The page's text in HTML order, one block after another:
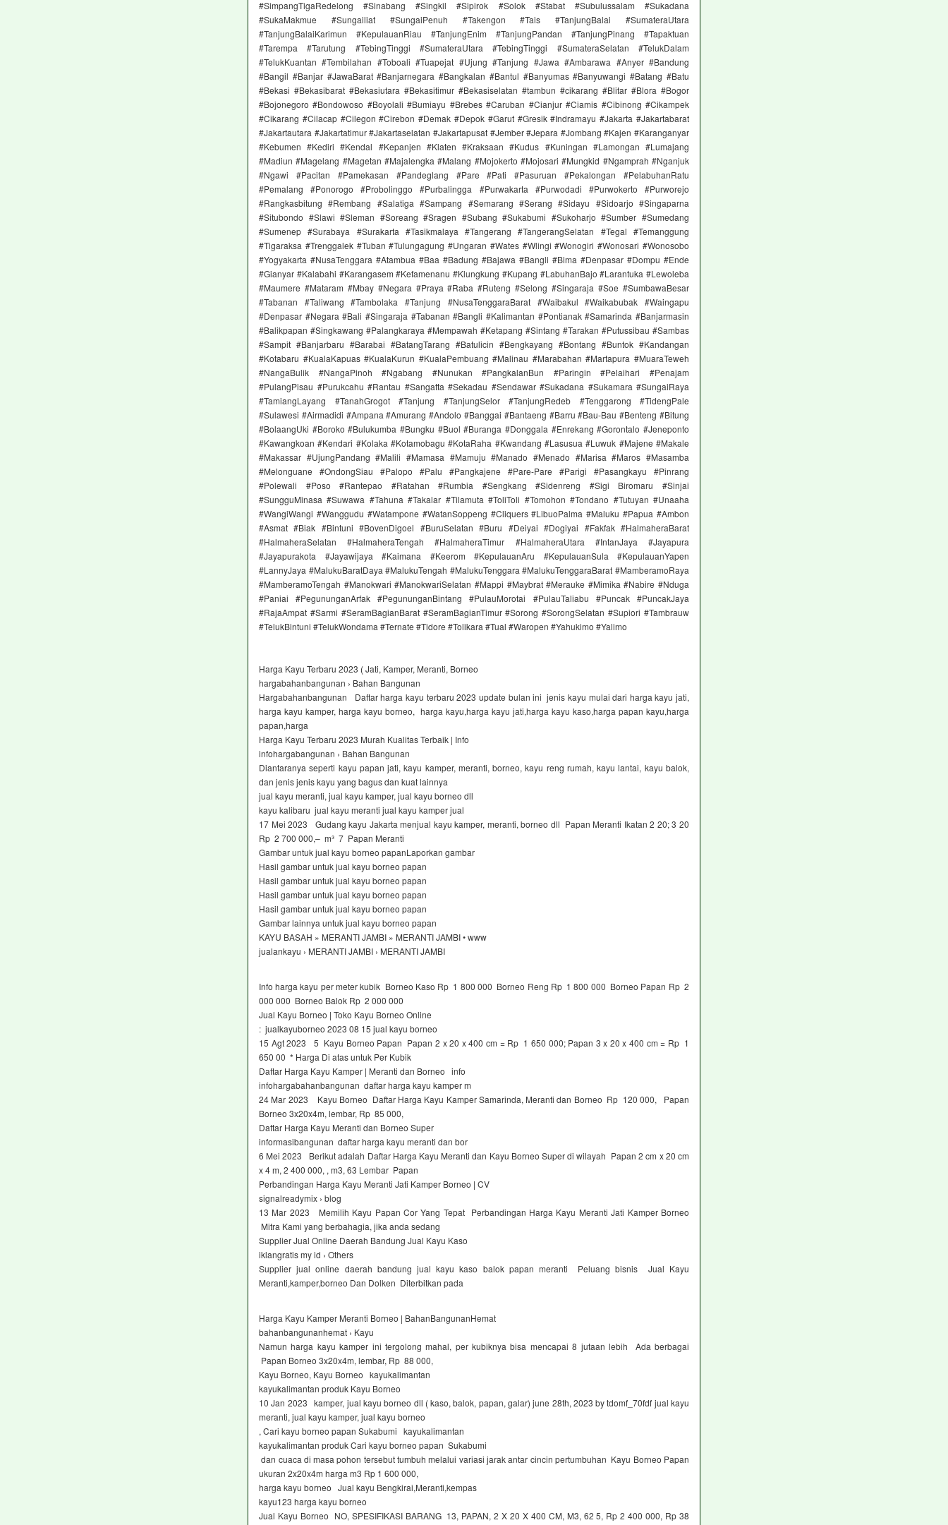
#SimpangTigaRedelong #Sinabang #Singkil #Sipirok #Solok #Stabat #Subulussalam #Sukadana
#SukaMakmue #Sungailiat #SungaiPenuh #Takengon #Tais #TanjungBalai #SumateraUtara
#TanjungBalaiKarimun #KepulauanRiau #TanjungEnim #TanjungPandan #TanjungPinang #Tapaktuan
#Tarempa #Tarutung #TebingTinggi #SumateraUtara #TebingTinggi #SumateraSelatan #TelukDalam
#TelukKuantan #Tembilahan #Toboali #Tuapejat #Ujung #Tanjung #Jawa #Ambarawa #Anyer #Bandung
#Bangil #Banjar #JawaBarat #Banjarnegara #Bangkalan #Bantul #Banyumas #Banyuwangi #Batang #Batu
#Bekasi #Bekasibarat #Bekasiutara #Bekasitimur #Bekasiselatan #tambun #cikarang #Blitar #Blora #Bogor
#Bojonegoro #Bondowoso #Boyolali #Bumiayu #Brebes #Caruban #Cianjur #Ciamis #Cibinong #Cikampek
#Cikarang #Cilacap #Cilegon #Cirebon #Demak #Depok #Garut #Gresik #Indramayu #Jakarta #Jakartabarat
#Jakartautara #Jakartatimur #Jakartaselatan #Jakartapusat #Jember #Jepara #Jombang #Kajen #Karanganyar
#Kebumen #Kediri #Kendal #Kepanjen #Klaten #Kraksaan #Kudus #Kuningan #Lamongan #Lumajang
#Madiun #Magelang #Magetan #Majalengka #Malang #Mojokerto #Mojosari #Mungkid #Ngamprah #Nganjuk
#Ngawi #Pacitan #Pamekasan #Pandeglang #Pare #Pati #Pasuruan #Pekalongan #PelabuhanRatu
#Pemalang #Ponorogo #Probolinggo #Purbalingga #Purwakarta #Purwodadi #Purwokerto #Purworejo
#Rangkasbitung #Rembang #Salatiga #Sampang #Semarang #Serang #Sidayu #Sidoarjo #Singaparna
#Situbondo #Slawi #Sleman #Soreang #Sragen #Subang #Sukabumi #Sukoharjo #Sumber #Sumedang
#Sumenep #Surabaya #Surakarta #Tasikmalaya #Tangerang #TangerangSelatan #Tegal #Temanggung
#Tigaraksa #Trenggalek #Tuban #Tulungagung #Ungaran #Wates #Wlingi #Wonogiri #Wonosari #Wonosobo
#Yogyakarta #NusaTenggara #Atambua #Baa #Badung #Bajawa #Bangli #Bima #Denpasar #Dompu #Ende
#Gianyar #Kalabahi #Karangasem #Kefamenanu #Klungkung #Kupang #LabuhanBajo #Larantuka #Lewoleba
#Maumere #Mataram #Mbay #Negara #Praya #Raba #Ruteng #Selong #Singaraja #Soe #SumbawaBesar
#Tabanan #Taliwang #Tambolaka #Tanjung #NusaTenggaraBarat #Waibakul #Waikabubak #Waingapu
#Denpasar #Negara #Bali #Singaraja #Tabanan #Bangli #Kalimantan #Pontianak #Samarinda #Banjarmasin
#Balikpapan #Singkawang #Palangkaraya #Mempawah #Ketapang #Sintang #Tarakan #Putussibau #Sambas
#Sampit #Banjarbaru #Barabai #BatangTarang #Batulicin #Bengkayang #Bontang #Buntok #Kandangan
#Kotabaru #KualaKapuas #KualaKurun #KualaPembuang #Malinau #Marabahan #Martapura #MuaraTeweh
#NangaBulik #NangaPinoh #Ngabang #Nunukan #PangkalanBun #Paringin #Pelaihari #Penajam
#PulangPisau #Purukcahu #Rantau #Sangatta #Sekadau #Sendawar #Sukadana #Sukamara #SungaiRaya
#TamiangLayang #TanahGrogot #Tanjung #TanjungSelor #TanjungRedeb #Tenggarong #TidengPale
#Sulawesi #Airmadidi #Ampana #Amurang #Andolo #Banggai #Bantaeng #Barru #Bau-Bau #Benteng #Bitung
#BolaangUki #Boroko #Bulukumba #Bungku #Buol #Buranga #Donggala #Enrekang #Gorontalo #Jeneponto
#Kawangkoan #Kendari #Kolaka #Kotamobagu #KotaRaha #Kwandang #Lasusua #Luwuk #Majene #Makale
#Makassar #UjungPandang #Malili #Mamasa #Mamuju #Manado #Menado #Marisa #Maros #Masamba
#Melonguane #OndongSiau #Palopo #Palu #Pangkajene #Pare-Pare #Parigi #Pasangkayu #Pinrang
#Polewali #Poso #Rantepao #Ratahan #Rumbia #Sengkang #Sidenreng #Sigi Biromaru #Sinjai
#SungguMinasa #Suwawa #Tahuna #Takalar #Tilamuta #ToliToli #Tomohon #Tondano #Tutuyan #Unaaha
#WangiWangi #Wanggudu #Watampone #WatanSoppeng #Cliquers #LibuoPalma #Maluku #Papua #Ambon
#Asmat #Biak #Bintuni #BovenDigoel #BuruSelatan #Buru #Deiyai #Dogiyai #Fakfak #HalmaheraBarat
#HalmaheraSelatan #HalmaheraTengah #HalmaheraTimur #HalmaheraUtara #IntanJaya #Jayapura
#Jayapurakota #Jayawijaya #Kaimana #Keerom #KepulauanAru #KepulauanSula #KepulauanYapen
#LannyJaya #MalukuBaratDaya #MalukuTengah #MalukuTenggara #MalukuTenggaraBarat #MamberamoRaya
#MamberamoTengah #Manokwari #ManokwariSelatan #Mappi #Maybrat #Merauke #Mimika #Nabire #Nduga
#Paniai #PegununganArfak #PegununganBintang #PulauMorotai #PulauTaliabu #Puncak #PuncakJaya
#RajaAmpat #Sarmi #SeramBagianBarat #SeramBagianTimur #Sorong #SorongSelatan #Supiori #Tambrauw
#TelukBintuni #TelukWondama #Ternate #Tidore #Tolikara #Tual #Waropen #Yahukimo #Yalimo
Harga Kayu Terbaru 2023 ( Jati, Kamper, Meranti, Borneo
hargabahanbangunan › Bahan Bangunan
Hargabahanbangunan Daftar harga kayu terbaru 2023 update bulan ini jenis kayu mulai dari harga kayu jati,
harga kayu kamper, harga kayu borneo, harga kayu,harga kayu jati,harga kayu kaso,harga papan kayu,harga
papan,harga
Harga Kayu Terbaru 2023 Murah Kualitas Terbaik | Info
infohargabangunan › Bahan Bangunan
Diantaranya seperti kayu papan jati, kayu kamper, meranti, borneo, kayu reng rumah, kayu lantai, kayu balok,
dan jenis jenis kayu yang bagus dan kuat lainnya
jual kayu meranti, jual kayu kamper, jual kayu borneo dll
kayu kalibaru jual kayu meranti jual kayu kamper jual
17 Mei 2023 Gudang kayu Jakarta menjual kayu kamper, meranti, borneo dll Papan Meranti Ikatan 2 20; 3 20
Rp 2 700 000,– m³ 7 Papan Meranti
Gambar untuk jual kayu borneo papanLaporkan gambar
Hasil gambar untuk jual kayu borneo papan
Hasil gambar untuk jual kayu borneo papan
Hasil gambar untuk jual kayu borneo papan
Hasil gambar untuk jual kayu borneo papan
Gambar lainnya untuk jual kayu borneo papan
KAYU BASAH » MERANTI JAMBI » MERANTI JAMBI • www
jualankayu › MERANTI JAMBI › MERANTI JAMBI
Info harga kayu per meter kubik Borneo Kaso Rp 1 800 000 Borneo Reng Rp 1 800 000 Borneo Papan Rp 2
000 000 Borneo Balok Rp 2 000 000
Jual Kayu Borneo | Toko Kayu Borneo Online
: jualkayuborneo 2023 08 15 jual kayu borneo
15 Agt 2023 5 Kayu Borneo Papan Papan 2 x 20 x 400 cm = Rp 1 650 000; Papan 3 x 20 x 400 cm = Rp 1
650 00 * Harga Di atas untuk Per Kubik
Daftar Harga Kayu Kamper | Meranti dan Borneo info
infohargabahanbangunan daftar harga kayu kamper m
24 Mar 2023 Kayu Borneo Daftar Harga Kayu Kamper Samarinda, Meranti dan Borneo Rp 120 000, Papan
Borneo 3x20x4m, lembar, Rp 85 000,
Daftar Harga Kayu Meranti dan Borneo Super
informasibangunan daftar harga kayu meranti dan bor
6 Mei 2023 Berikut adalah Daftar Harga Kayu Meranti dan Kayu Borneo Super di wilayah Papan 2 cm x 20 cm
x 4 m, 2 400 000, , m3, 63 Lembar Papan
Perbandingan Harga Kayu Meranti Jati Kamper Borneo | CV
signalreadymix › blog
13 Mar 2023 Memilih Kayu Papan Cor Yang Tepat Perbandingan Harga Kayu Meranti Jati Kamper Borneo
Mitra Kami yang berbahagia, jika anda sedang
Supplier Jual Online Daerah Bandung Jual Kayu Kaso
iklangratis my id › Others
Supplier jual online daerah bandung jual kayu kaso balok papan meranti Peluang bisnis Jual Kayu
Meranti,kamper,borneo Dan Dolken Diterbitkan pada
Harga Kayu Kamper Meranti Borneo | BahanBangunanHemat
bahanbangunanhemat › Kayu
Namun harga kayu kamper ini tergolong mahal, per kubiknya bisa mencapai 8 jutaan lebih Ada berbagai
Papan Borneo 3x20x4m, lembar, Rp 88 000,
Kayu Borneo, Kayu Borneo kayukalimantan
kayukalimantan produk Kayu Borneo
10 Jan 2023 kamper, jual kayu borneo dll ( kaso, balok, papan, galar) june 28th, 2023 by tdomf_70fdf jual kayu
meranti, jual kayu kamper, jual kayu borneo
, Cari kayu borneo papan Sukabumi kayukalimantan
kayukalimantan produk Cari kayu borneo papan Sukabumi
dan cuaca di masa pohon tersebut tumbuh melalui variasi jarak antar cincin pertumbuhan Kayu Borneo Papan
ukuran 2x20x4m harga m3 Rp 1 600 000,
harga kayu borneo Jual kayu Bengkirai,Meranti,kempas
kayu123 harga kayu borneo
Jual Kayu Borneo NO, SPESIFIKASI BARANG 13, PAPAN, 2 X 20 X 400 CM, M3, 62 5, Rp 2 400 000, Rp 38